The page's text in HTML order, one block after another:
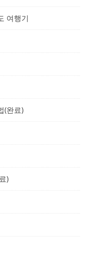
여행기
(완료)
)